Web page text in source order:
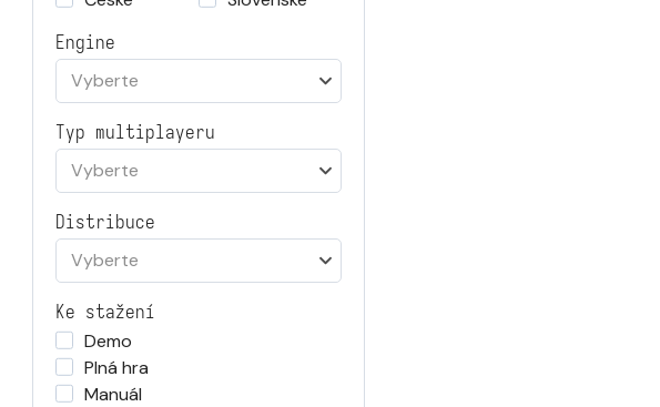
Engine
Vyberte
Typ multiplayeru
Vyberte
Distribuce
Vyberte
Ke stažení
Demo
Plná hra
Manuál